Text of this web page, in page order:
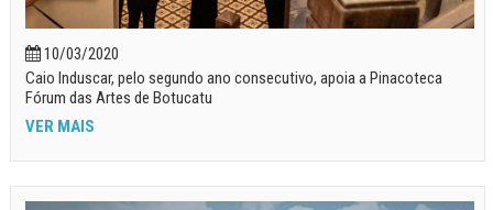
10/03/2020
Caio Induscar, pelo segundo ano consecutivo, apoia a Pinacoteca
Fórum das Artes de Botucatu
VER MAIS